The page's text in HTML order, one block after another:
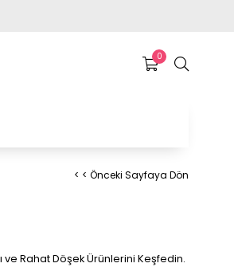
0
< < Önceki Sayfaya Dön
ve Rahat Döşek Ürünlerini Keşfedin.